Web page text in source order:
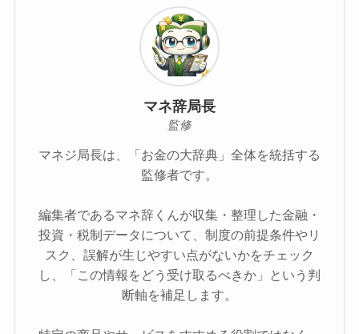
マネ辞局長
監修
マネジ局長は、「お金の大辞典」全体を統括する
監修者です。
編集者であるマネ辞くんが収集・整理した金融・
投資・税制データについて、制度の前提条件やリ
スク、誤解が生じやすい点がないかをチェック
し、「この情報をどう受け取るべきか」という判
断軸を補足します。